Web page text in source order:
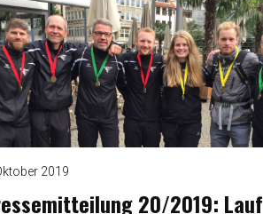
2019
20/2019: Lauf